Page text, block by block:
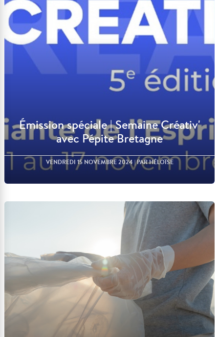
Lire l'article
Émission spéciale | Semaine Créativ'
avec Pépite Bretagne
VENDREDI 15 NOVEMBRE 2024 | PAR HÉLOÏSE
Lire l'article